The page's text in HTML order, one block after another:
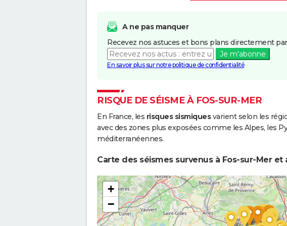
A ne pas manquer
Recevez nos astuces et bons plans directement
Je m'abonne
En savoir plus sur notre politique de confidentialité
RISQUE DE SÉISME À FOS-SUR-MER
En France, les risques sismiquesvarient selon les
avec des zones plus exposées comme les Alpes, les
méditerranéennes.
Carte des séismes survenus à Fos-sur-Mer et
+
−